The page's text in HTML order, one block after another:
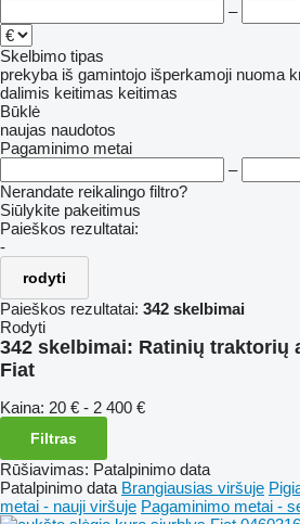
–
Skelbimo tipas
prekyba iš gamintojo išperkamoji nuoma
dalimis keitimas keitimas
Būklė
naujas naudotos
Pagaminimo metai
–
Nerandate reikalingo filtro?
Siūlykite pakeitimus
Paieškos rezultatai:
-
rodyti
Paieškos rezultatai: 342 skelbimai
Rodyti
342 skelbimai: Ratinių traktorių
Fiat
Kaina: 20 € - 2 400 €
Filtras
Rūšiavimas: Patalpinimo data
Patalpinimo data Brangiausias viršuje
metai - nauji viršuje Pagaminimo metai -